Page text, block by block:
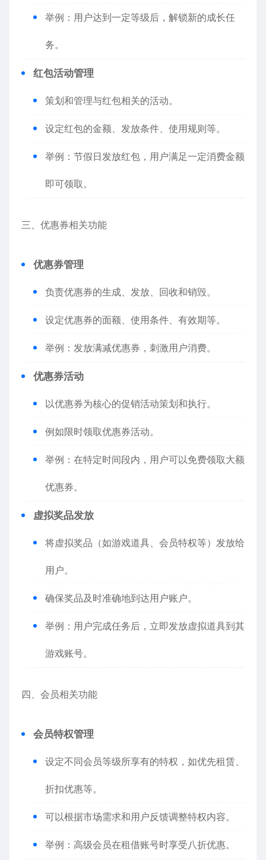
举例：用户达到一定等级后，解锁新的成长任
务。
红包活动管理
策划和管理与红包相关的活动。
设定红包的金额、发放条件、使用规则等。
举例：节假日发放红包，用户满足一定消费金额
即可领取。
三、优惠券相关功能
优惠券管理
负责优惠券的生成、发放、回收和销毁。
设定优惠券的面额、使用条件、有效期等。
举例：发放满减优惠券，刺激用户消费。
优惠券活动
以优惠券为核心的促销活动策划和执行。
例如限时领取优惠券活动。
举例：在特定时间段内，用户可以免费领取大额
优惠券。
虚拟奖品发放
将虚拟奖品（如游戏道具、会员特权等）发放给
用户。
确保奖品及时准确地到达用户账户。
举例：用户完成任务后，立即发放虚拟道具到其
游戏账号。
四、会员相关功能
会员特权管理
设定不同会员等级所享有的特权，如优先租赁、
折扣优惠等。
可以根据市场需求和用户反馈调整特权内容。
举例：高级会员在租借账号时享受八折优惠。